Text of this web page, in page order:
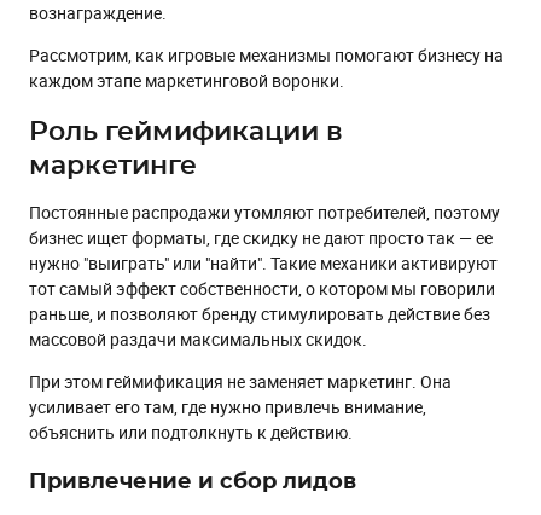
вознаграждение.
Рассмотрим, как игровые механизмы помогают бизнесу на
каждом этапе маркетинговой воронки.
Роль геймификации в
маркетинге
Постоянные распродажи утомляют потребителей, поэтому
бизнес ищет форматы, где скидку не дают просто так — ее
нужно "выиграть" или "найти". Такие механики активируют
тот самый эффект собственности, о котором мы говорили
раньше, и позволяют бренду стимулировать действие без
массовой раздачи максимальных скидок.
При этом геймификация не заменяет маркетинг. Она
усиливает его там, где нужно привлечь внимание,
объяснить или подтолкнуть к действию.
Привлечение и сбор лидов